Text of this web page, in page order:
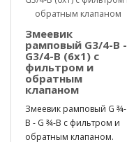
Змеевик
рамповый G3/4-B -
G3/4-B (6х1) с
фильтром и
обратным
клапаном
Змеевик рамповый G ¾-
B - G ¾-B с фильтром и
обратным клапаном.